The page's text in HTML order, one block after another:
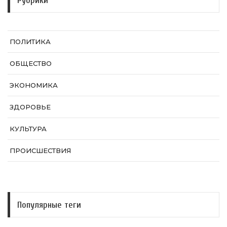
ПОЛИТИКА
ОБЩЕСТВО
ЭКОНОМИКА
ЗДОРОВЬЕ
КУЛЬТУРА
ПРОИСШЕСТВИЯ
Популярные теги